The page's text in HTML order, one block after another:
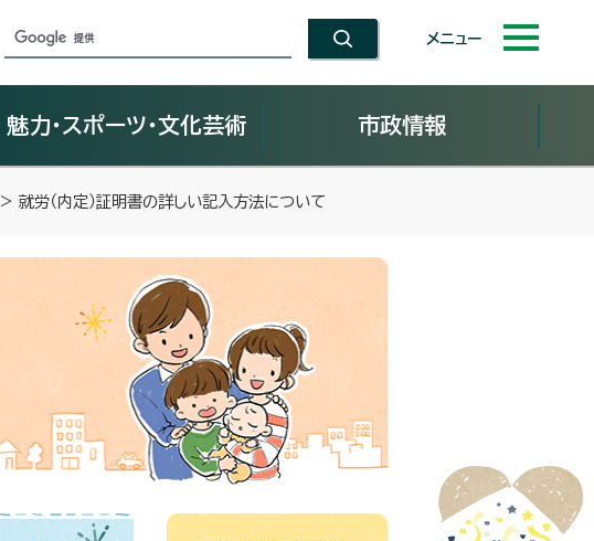
メニュー
魅力・スポーツ・文化芸術 市政情報
> 就労（内定）証明書の詳しい記入方法について